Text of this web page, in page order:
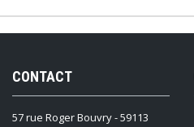
CONTACT
57 rue Roger Bouvry - 59113